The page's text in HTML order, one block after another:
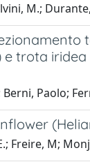
M.;
trota iridea
Berni, Paolo;
Freire, M;